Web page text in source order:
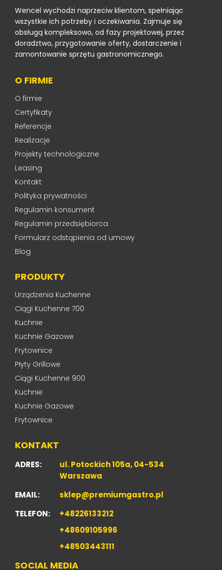
Wencel wychodzi naprzeciw klientom, spełniając
wszystkie ich potrzeby i oczekiwania. Zajmuje się
obsługą kompleksowo, od fazy projektowej, przez
doradztwo, przygotowanie oferty, dostarczenie i
zamontowanie sprzętu gastronomicznego.
O FIRMIE
O firmie
Certyfikaty
Referencje
Realizacje
Projekty technologiczne
Leasing
Kontakt
Polityka prywatności
Regulamin konsument
Regulamin przedsiębiorca
Formularz odstąpienia od umowy
Blog
PRODUKTY
Urządzenia Kuchenne
Ciągi Kuchenne 700
Kuchnie
Kuchnie Gazowe
Frytownice
Płyty Grillowe
Ciągi Kuchenne 900
Kuchnie
Kuchnie Gazowe
Frytownice
KONTAKT
ADRES:
ul. Potockich 105a, 04-534
Warszawa
EMAIL:
sklep@premiumgastro.pl
TELEFON:
+48226133212
+48609105996
+48503443111
SOCIAL MEDIA